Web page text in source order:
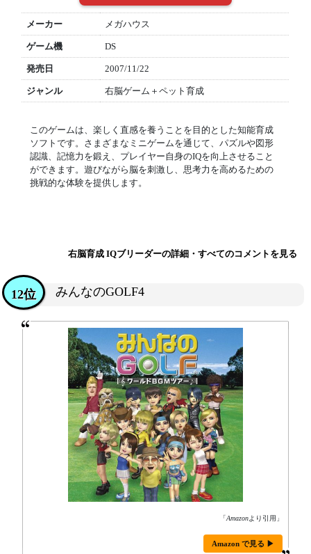
メーカー メガハウス
ゲーム機 DS
発売日 2007/11/22
ジャンル 右脳ゲーム＋ペット育成
このゲームは、楽しく直感を養うことを目的とした知能育成
ソフトです。さまざまなミニゲームを通じて、パズルや図形
認識、記憶力を鍛え、プレイヤー自身のIQを向上させること
ができます。遊びながら脳を刺激し、思考力を高めるための
挑戦的な体験を提供します。
右脳育成 IQブリーダーの詳細・すべてのコメントを見る
みんなのGOLF4
12位
「Amazonより引用」
Amazon で見る ▶